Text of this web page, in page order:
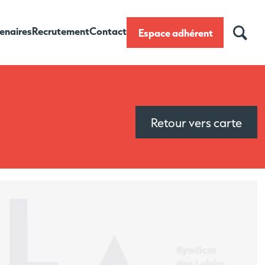
RecrutementContact Espace adhérent
Retour vers carte